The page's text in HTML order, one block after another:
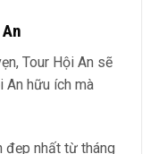
Tour Hội An sẽ
An hữu ích mà
đẹp nhất từ tháng